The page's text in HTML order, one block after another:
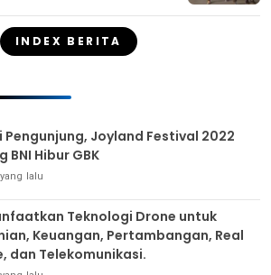
INDEX BERITA
Pengunjung, Joyland Festival 2022
BNI Hibur GBK
lalu
Teknologi Drone untuk
Keuangan, Pertambangan, Real
dan Telekomunikasi.